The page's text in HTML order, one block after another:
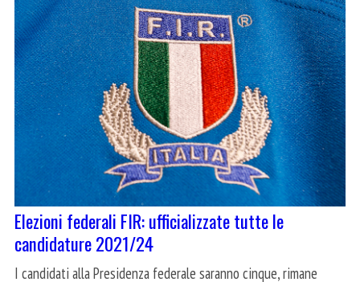
Elezioni federali FIR: ufficializzate tutte le
candidature 2021/24
I candidati alla Presidenza federale saranno cinque, rimane